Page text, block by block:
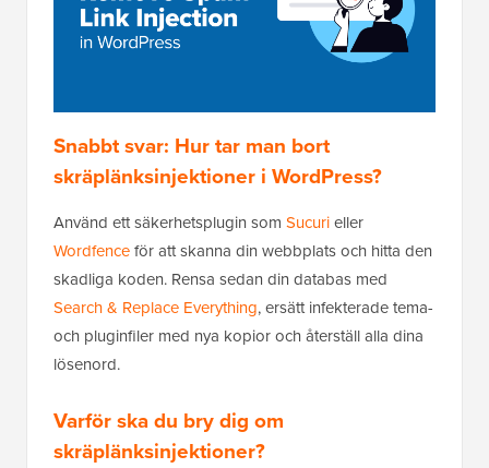
Snabbt svar: Hur tar man bort
skräplänksinjektioner i WordPress?
Använd ett säkerhetsplugin som Sucurieller
Wordfenceför att skanna din webbplats och hitta den
skadliga koden. Rensa sedan din databas med
Search & Replace Everything, ersätt infekterade tema-
och pluginfiler med nya kopior och återställ alla dina
lösenord.
Varför ska du bry dig om
skräplänksinjektioner?